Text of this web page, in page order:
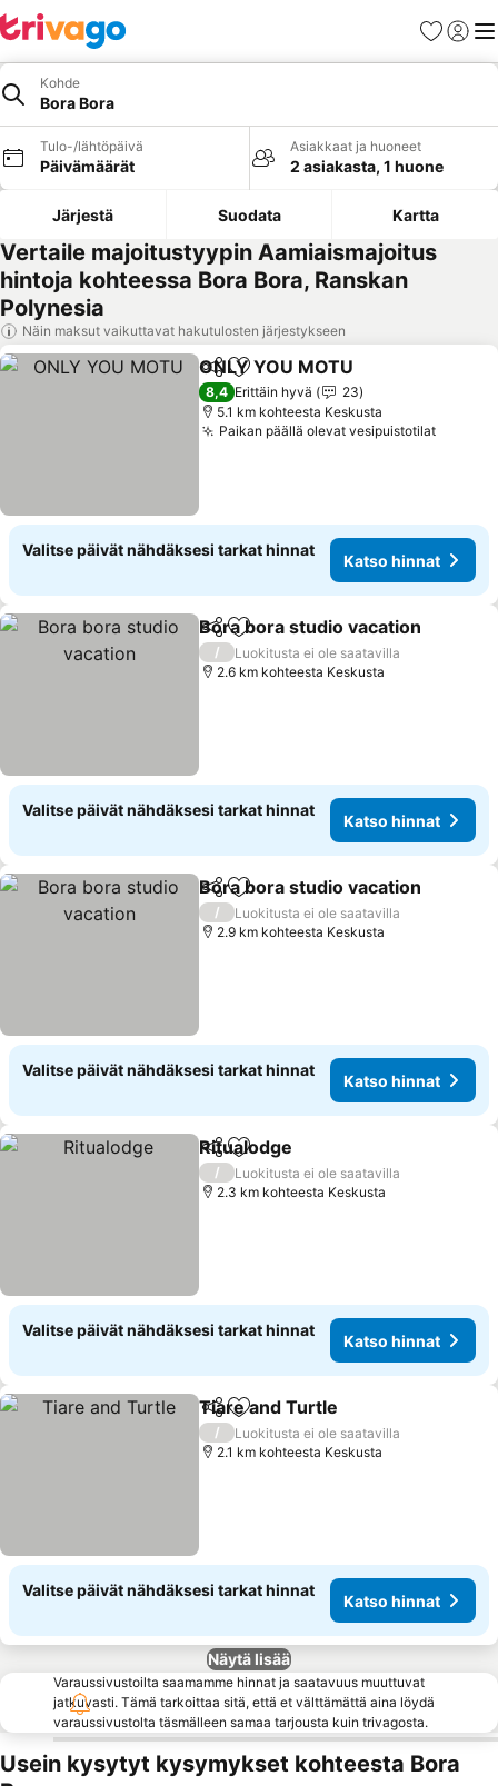
Suosikit
Kohde
Bora Bora
Tulo-/lähtöpäivä
Päivämäärät
Asiakkaat ja huoneet
2 asiakasta, 1 huone
Järjestä Suodata Kartta
Vertaile majoitustyypin Aamiaismajoitus
hintoja kohteessa Bora Bora, Ranskan
Polynesia
Näin maksut vaikuttavat hakutulosten järjestykseen
Jaa Lisää suosikkeihin
ONLY YOU MOTU
8,4 Erittäin hyvä
23
5.1 km kohteesta Keskusta
Paikan päällä olevat vesipuistotilatKatso
Valitse päivät nähdäksesi tarkat hinnat
Katso hinnat
Jaa Lisää suosikkeihin
Bora bora studio vacation
/
Luokitusta ei ole saatavilla
2.6 km kohteesta Keskusta
Valitse päivät nähdäksesi tarkat hinnat
Katso hinnat
Jaa Lisää suosikkeihin
Bora bora studio vacation
/
Luokitusta ei ole saatavilla
2.9 km kohteesta Keskusta
Valitse päivät nähdäksesi tarkat hinnat
Katso hinnat
Jaa Lisää suosikkeihin
Ritualodge
/
Luokitusta ei ole saatavilla
2.3 km kohteesta Keskusta
Valitse päivät nähdäksesi tarkat hinnat
Katso hinnat
Jaa Lisää suosikkeihin
Tiare and Turtle
/
Luokitusta ei ole saatavilla
2.1 km kohteesta Keskusta
Valitse päivät nähdäksesi tarkat hinnat
Katso hinnat
Näytä lisää
Varaussivustoilta saamamme hinnat ja saatavuus muuttuvat
jatkuvasti. Tämä tarkoittaa sitä, että et välttämättä aina löydä
varaussivustolta täsmälleen samaa tarjousta kuin trivagosta.
Usein kysytyt kysymykset kohteesta Bora